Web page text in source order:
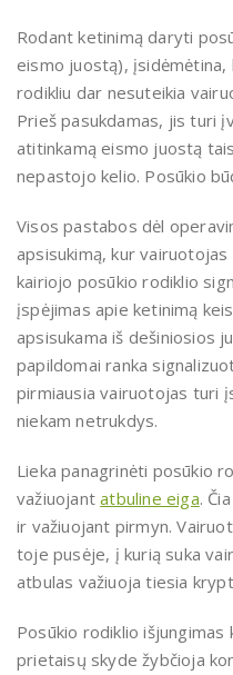
Rodant ketinimą daryti
eismo juostą), įsidėmėtina,
rodikliu dar nesuteikia
Prieš pasukdamas, jis turi
atitinkamą eismo juostą
nepastojo kelio. Posūkio
Visos pastabos dėl
apsisukimą, kur
kairiojo posūkio rodiklio
įspėjimas apie ketinimą
apsisukama iš dešiniosios
papildomai ranka
pirmiausia vairuotojas turi
niekam netrukdys.
Lieka panagrinėti posūkio
važiuojantatbuline eiga.
ir važiuojant pirmyn.
toje pusėje, į kurią suka
atbulas važiuoja tiesia
Posūkio rodiklio
prietaisų skyde žybčioja